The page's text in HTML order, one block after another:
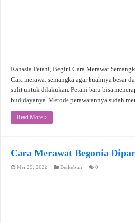
Rahasia Petani, Begini Cara Merawat
Cara merawat semangka agar buahnya besar
sulit untuk dilakukan. Petani baru bisa
budidayanya. Metode perawatannya sudah
Read More »
Cara Merawat Begonia
Mei 29, 2022 Berkebun 0